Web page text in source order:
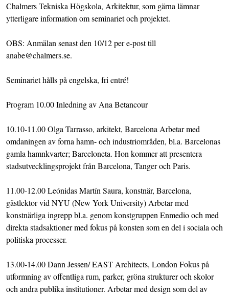
Chalmers Tekniska Högskola, Arkitektur, som gärna lämnar
ytterligare information om seminariet och projektet.
OBS: Anmälan senast den 10/12 per e-post till
anabe@chalmers.se.
Seminariet hålls på engelska, fri entré!
Program 10.00 Inledning av Ana Betancour
10.10-11.00 Olga Tarrasso, arkitekt, Barcelona Arbetar med
omdaningen av forna hamn- och industriområden, bl.a. Barcelonas
gamla hamnkvarter; Barceloneta. Hon kommer att presentera
stadsutvecklingsprojekt från Barcelona, Tanger och Paris.
11.00-12.00 Leónidas Martín Saura, konstnär, Barcelona,
gästlektor vid NYU (New York University) Arbetar med
konstnärliga ingrepp bl.a. genom konstgruppen Enmedio och med
direkta stadsaktioner med fokus på konsten som en del i sociala och
politiska processer.
13.00-14.00 Dann Jessen/ EAST Architects, London Fokus på
utformning av offentliga rum, parker, gröna strukturer och skolor
och andra publika institutioner. Arbetar med design som del av